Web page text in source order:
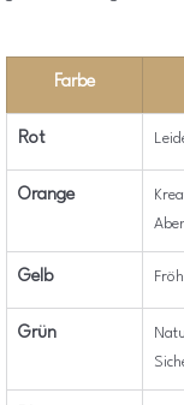
Farbe
Rot
Orange
Gelb
Grün